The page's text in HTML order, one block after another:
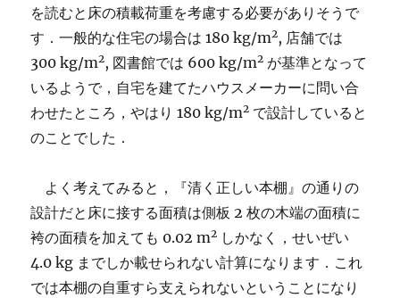
を読むと床の積載荷重を考慮する必要がありそうで
す．一般的な住宅の場合は 180 kg/m2, 店舗では
300 kg/m2, 図書館では 600 kg/m2 が基準となって
いるようで，自宅を建てたハウスメーカーに問い合
わせたところ，やはり 180 kg/m2 で設計していると
のことでした．
よく考えてみると，『清く正しい本棚』の通りの
設計だと床に接する面積は側板 2 枚の木端の面積に
袴の面積を加えても 0.02 m2 しかなく，せいぜい
4.0 kg までしか載せられない計算になります．これ
では本棚の自重すら支えられないということになり